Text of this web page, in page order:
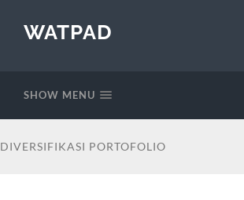
WATPAD
SHOW MENU
DIVERSIFIKASI PORTOFOLIO